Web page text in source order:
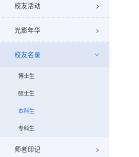
校友活动
光影年华
校友名录
博士生
硕士生
本科生
专科生
师者印记